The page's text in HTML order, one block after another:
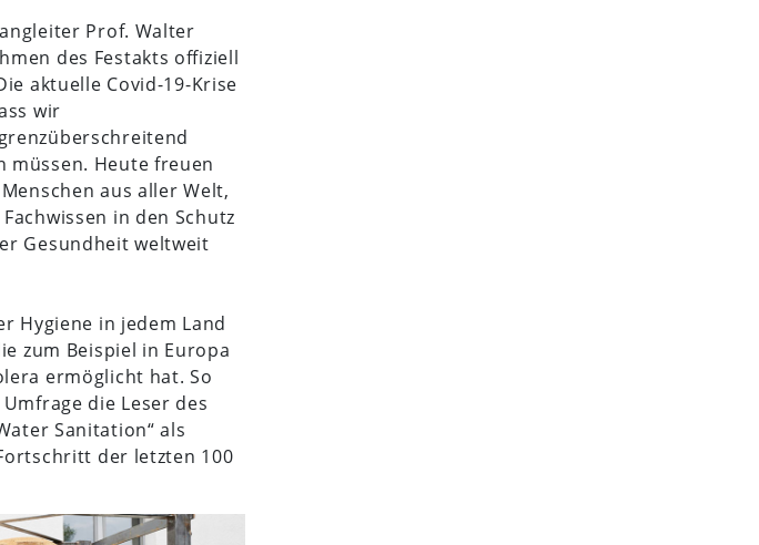
Prof. Walter
des Festakts offiziell
aktuelle Covid-19-Krise
wir
müssen. Heute freuen
aus aller Welt,
in den Schutz
Gesundheit weltweit
Hygiene in jedem Land
zum Beispiel in Europa
ermöglicht hat. So
die Leser des
Sanitation“ als
der letzten 100